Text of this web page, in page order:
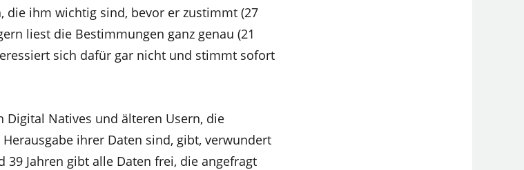
die ihm wichtig sind, bevor er zustimmt (27
liest die Bestimmungen ganz genau (21
sich dafür gar nicht und stimmt sofort
Digital Natives und älteren Usern, die
ihrer Daten sind, gibt, verwundert
39 Jahren gibt alle Daten frei, die angefragt